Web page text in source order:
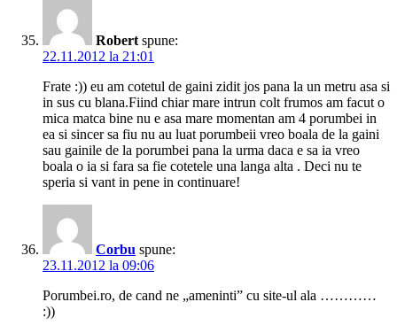
Robert spune:
22.11.2012 la 21:01
Frate :)) eu am cotetul de gaini zidit jos pana la un metru asa si
in sus cu blana.Fiind chiar mare intrun colt frumos am facut o
mica matca bine nu e asa mare momentan am 4 porumbei in
ea si sincer sa fiu nu au luat porumbeii vreo boala de la gaini
sau gainile de la porumbei pana la urma daca e sa ia vreo
boala o ia si fara sa fie cotetele una langa alta . Deci nu te
speria si vant in pene in continuare!
Corbu spune:
23.11.2012 la 09:06
Porumbei.ro, de cand ne „ameninti” cu site-ul ala …………
:))